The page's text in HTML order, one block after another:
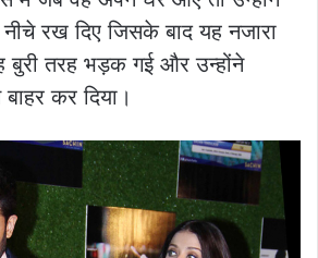
नीचे रख दिए जिसके बाद यह नजारा
बुरी तरह भड़क गई और उन्होंने
कर दिया।